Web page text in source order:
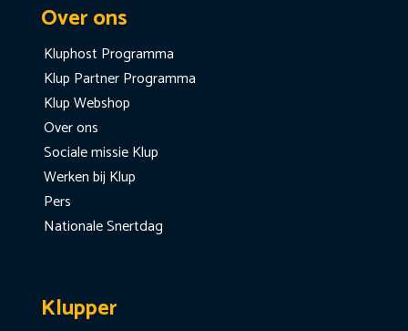
Over ons
Kluphost Programma
Klup Partner Programma
Klup Webshop
Over ons
Sociale missie Klup
Werken bij Klup
Pers
Nationale Snertdag
Klupper